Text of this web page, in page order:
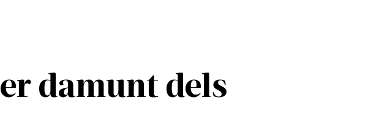
damunt dels